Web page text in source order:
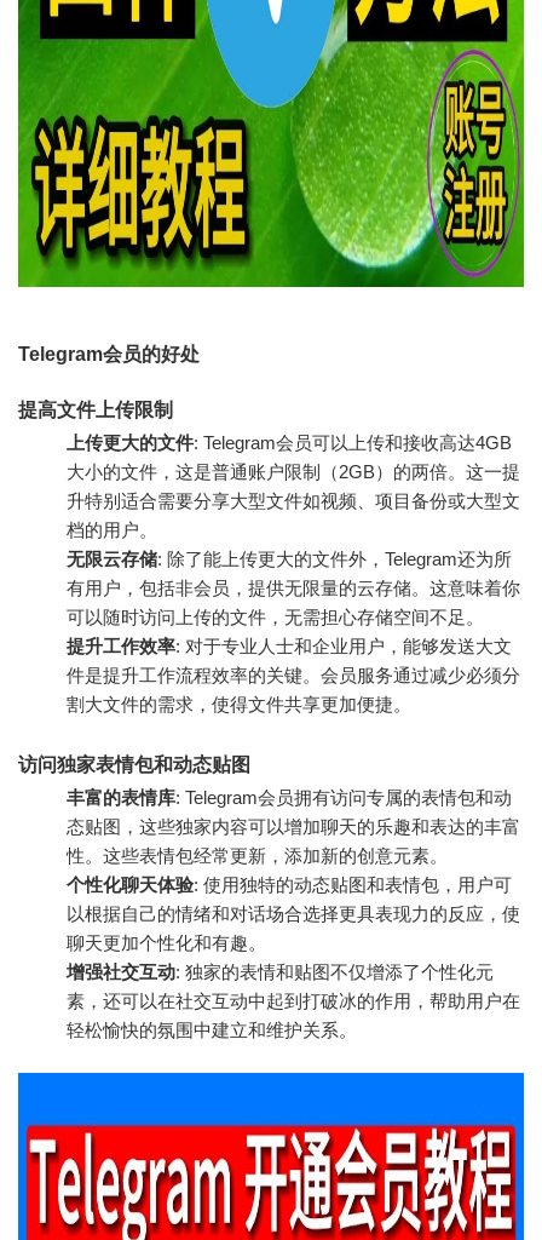
Telegram会员的好处
提高文件上传限制
上传更大的文件: Telegram会员可以上传和接收高达4GB
大小的文件，这是普通账户限制（2GB）的两倍。这一提
升特别适合需要分享大型文件如视频、项目备份或大型文
档的用户。
无限云存储: 除了能上传更大的文件外，Telegram还为所
有用户，包括非会员，提供无限量的云存储。这意味着你
可以随时访问上传的文件，无需担心存储空间不足。
提升工作效率: 对于专业人士和企业用户，能够发送大文
件是提升工作流程效率的关键。会员服务通过减少必须分
割大文件的需求，使得文件共享更加便捷。
访问独家表情包和动态贴图
丰富的表情库: Telegram会员拥有访问专属的表情包和动
态贴图，这些独家内容可以增加聊天的乐趣和表达的丰富
性。这些表情包经常更新，添加新的创意元素。
个性化聊天体验: 使用独特的动态贴图和表情包，用户可
以根据自己的情绪和对话场合选择更具表现力的反应，使
聊天更加个性化和有趣。
增强社交互动: 独家的表情和贴图不仅增添了个性化元
素，还可以在社交互动中起到打破冰的作用，帮助用户在
轻松愉快的氛围中建立和维护关系。